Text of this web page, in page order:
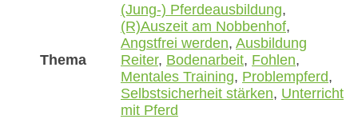
Thema
(Jung-) Pferdeausbildung,
(R)Auszeit am Nobbenhof,
Angstfrei werden, Ausbildung
Reiter, Bodenarbeit, Fohlen,
Mentales Training, Problempferd,
Selbstsicherheit stärken, Unterricht
mit Pferd